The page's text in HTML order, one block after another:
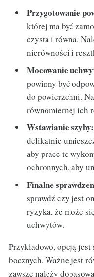
Przygotowanie
której ma być
czysta i równa.
nierówności i
Mocowanie
powinny być
do powierzchni.
równomiernej ich
Wstawianie szyby:
delikatnie
aby prace te
ochronnych, aby
Finalne
sprawdź czy jest
ryzyka, że może
uchwytów.
Przykładowo, opcją
bocznych. Ważne jest
zawsze należy